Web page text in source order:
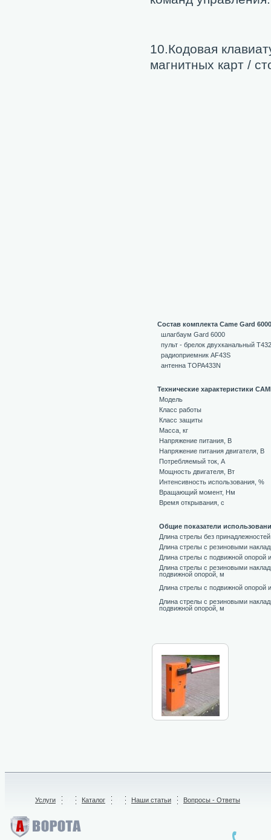
10.Кодовая
магнитных карт /
Состав комплекта Came Gard
шлагбаум Gard 6000
пульт - брелок двухканальный
радиоприемник AF43S
антенна TOPA433N
Технические характеристики
Модель
Класс работы
Класс защиты
Масса, кг
Напряжение питания, В
Напряжение питания двигателя, В
Потребляемый ток, А
Мощность двигателя, Вт
Интенсивность использования, %
Вращающий момент, Нм
Время открывания, с
Общие показатели
Длина стрелы без
Длина стрелы с резиновыми
Длина стрелы с подвижной опорой
Длина стрелы с резиновыми
подвижной опорой, м
Длина стрелы с подвижной опорой
Длина стрелы с резиновыми
подвижной опорой, м
Услуги Каталог Наши статьи Вопросы - Ответы